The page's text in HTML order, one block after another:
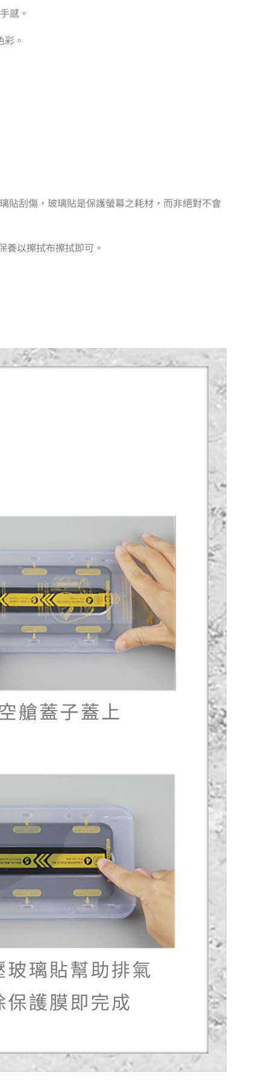
感。
。
貼刮傷，玻璃貼是保護螢幕之耗材，而非絕對不會
以擦拭布擦拭即可。